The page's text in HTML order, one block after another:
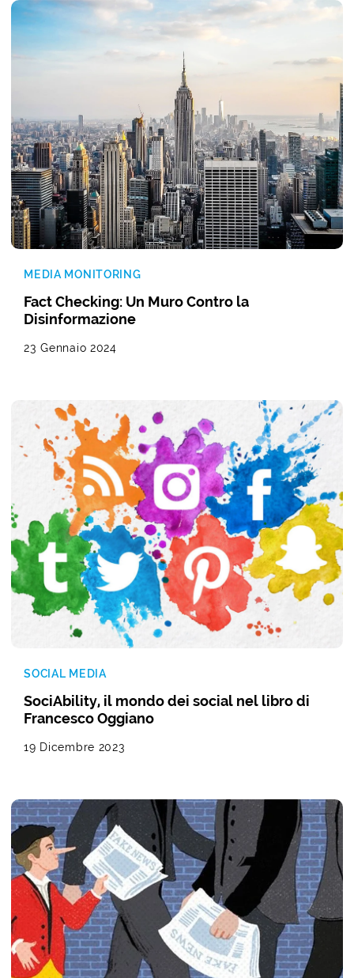
MEDIA MONITORING
Fact Checking: Un Muro Contro la
Disinformazione
23 Gennaio 2024
SOCIAL MEDIA
SociAbility, il mondo dei social nel libro di
Francesco Oggiano
19 Dicembre 2023